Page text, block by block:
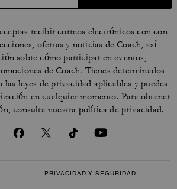
recibir correos electrónicos con con
ofertas y noticias de Coach, así
sobre cómo participar en eventos,
de Coach. Tienes determinados
las leyes de privacidad aplicables y puedes
en cualquier momento. Para obtener
consulta nuestra política de privacidad.
PRIVACIDAD Y SEGURIDAD